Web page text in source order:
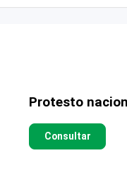
Protesto
Consultar